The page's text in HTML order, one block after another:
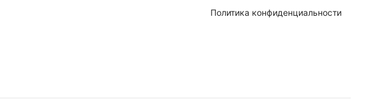
Политика конфиденциальности